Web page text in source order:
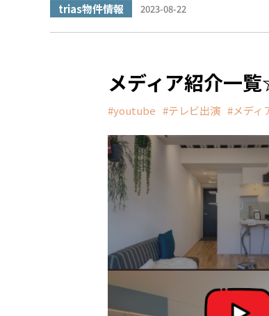
trias物件情報 2023-08-22
メディア紹介一
youtube テレビ出演 メディ